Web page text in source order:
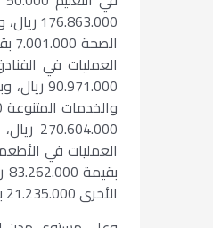
الأخرى 21.235.000 بقيمة 1.616.052.000 ريال.